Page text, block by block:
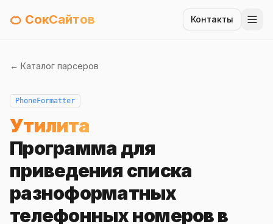
🍊 СокСайтов Контакты
← Каталог парсеров
PhoneFormatter
Утилита
Программа для
приведения списка
разноформатных
телефонных номеров в